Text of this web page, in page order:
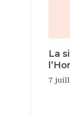
La
7